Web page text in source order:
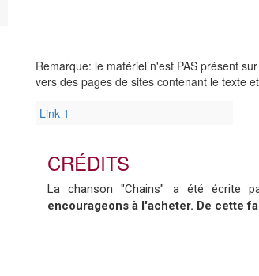
Remarque: le matériel n'est PAS présent
vers des pages de sites contenant le texte
Link 1
CRÉDITS
La chanson "Chains" a été écrite
encourageons à l'acheter. De cette